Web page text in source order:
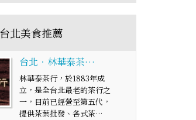
台北美食推薦
台北．林華泰茶…
林華泰茶行，於1883年成
立，是全台北最老的茶行之
一，目前已經營至第五代，
提供茶葉批發、各式茶…